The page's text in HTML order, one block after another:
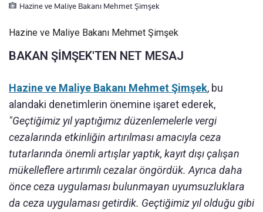
Hazine ve Maliye Bakanı Mehmet Şimşek
Hazine ve Maliye Bakanı Mehmet Şimşek
BAKAN ŞİMŞEK'TEN NET MESAJ
Hazine ve Maliye Bakanı Mehmet Şimşek, bu
alandaki denetimlerin önemine işaret ederek,
"Geçtiğimiz yıl yaptığımız düzenlemelerle vergi
cezalarında etkinliğin artırılması amacıyla ceza
tutarlarında önemli artışlar yaptık, kayıt dışı çalışan
mükelleflere artırımlı cezalar öngördük. Ayrıca daha
önce ceza uygulaması bulunmayan uyumsuzluklara
da ceza uygulaması getirdik. Geçtiğimiz yıl olduğu gibi